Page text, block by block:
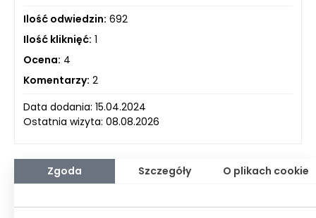
Ilość odwiedzin: 692
Ilość kliknięć: 1
Ocena: 4
Komentarzy: 2
Data dodania: 15.04.2024
Ostatnia wizyta: 08.08.2026
Zgoda Szczegóły O plikach cookie